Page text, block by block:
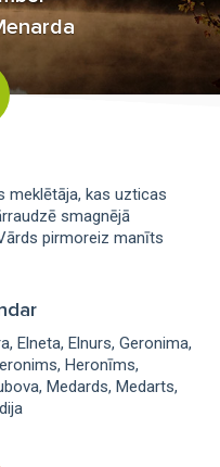
meklētāja, kas uzticas
smagnējā
pirmoreiz manīts
Elneta Elnurs Geronima
Heronīms
Medards Medarts